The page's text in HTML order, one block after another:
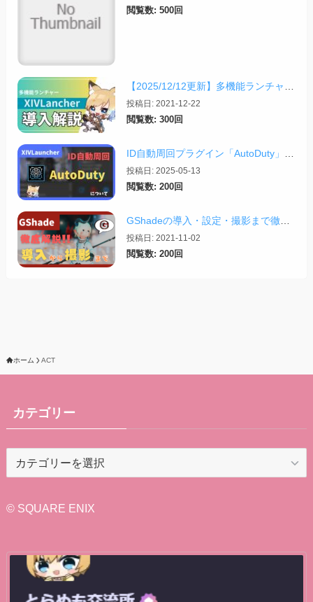
閲覧数: 500回
投稿日: 2021-12-22
閲覧数: 300回
投稿日: 2025-05-13
閲覧数: 200回
GShadeの導入・設定・撮影まで徹底解説！【2026/03/25更新】
投稿日: 2021-11-02
閲覧数: 200回
ホーム ACT
カテゴリー
リ
© SQUARE ENIX